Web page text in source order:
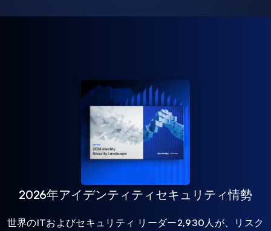
2026年アイデンティティセキュリティ情勢
世界のITおよびセキュリティ リーダー2,930人が、リスク